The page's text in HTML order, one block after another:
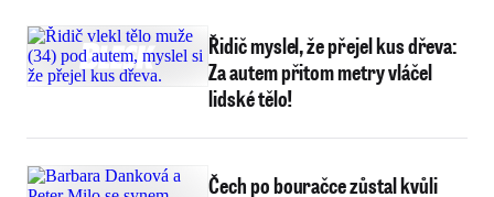
Řidič myslel, že přejel kus dřeva:
Za autem přitom metry vláčel
lidské tělo!
Čech po bouračce zůstal kvůli